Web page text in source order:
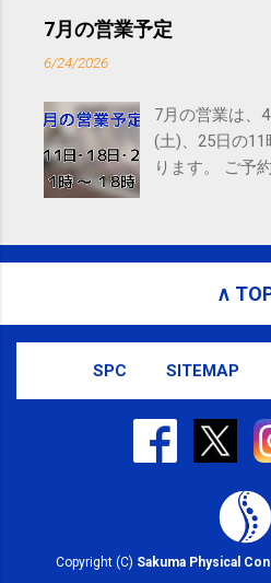
ンディショニング(@SPCstyle)
Email delivery powered by
Amphitheatre Parkway,
United States
7月の営業予定
6/24/2026
7月の営業は、
(土)、25日の
ります。 ご予
れないことが
お問い合わせ
∧
SPC SITEMAP
Copyright (C) Sakuma Physical